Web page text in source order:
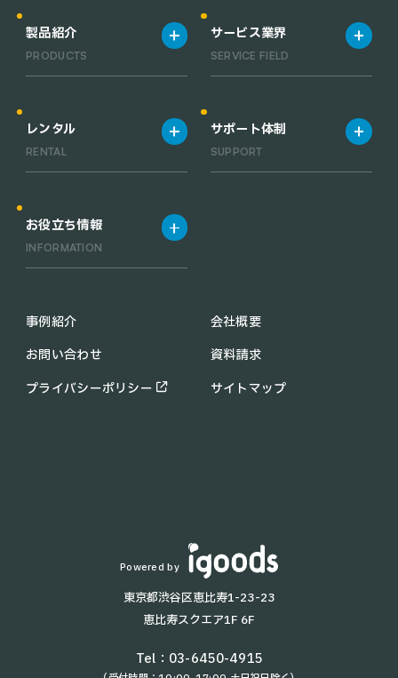
Powered by
東京都渋谷区恵比寿1-23-23
恵比寿スクエア1F 6F
Tel： 03-6450-4915
製品紹介
PRODUCTS
清掃ロボット一覧
業務用小型清掃ロボット一覧
RACLEBO slim pro
RACLEBO
RACLEBO win
PUDU CC1
KIRARA
PUDU MT1
サービス業界
SERVICE FIELD
飲食店
工場・倉庫
オフィス
レンタル
RENTAL
サポート体制
SUPPORT
お役立ち情報
INFORMATION
業務用 清掃ロボットの導入メ
助成金・補助金情報
コラム
事例紹介
会社概要
お問い合わせ
資料請求
プライバシーポリシー
サイトマップ